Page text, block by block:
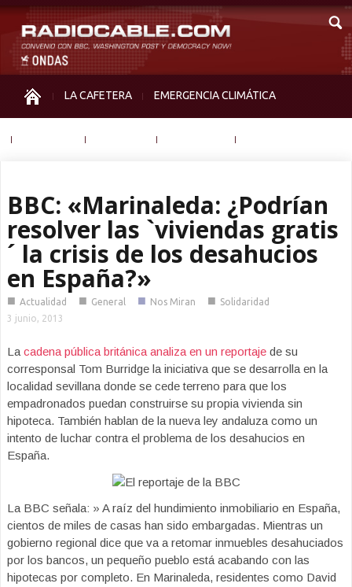
LA CAFETERA EMERGENCIA CLIMÁTICA
BBC: «Marinaleda: ¿Podrían
resolver las `viviendas gratis
´ la crisis de los desahucios
en España?»
■ Actualidad ■ General ■ Nos Miran ■ Solidaridad
3 junio, 2013
La cadena pública británica analiza en un reportaje de su
corresponsal Tom Burridge la iniciativa que se desarrolla en la
localidad sevillana donde se cede terreno para que los
empadronados puedan construirse su propia vivienda sin
hipoteca. También hablan de la nueva ley andaluza como un
intento de luchar contra el problema de los desahucios en
España.
La BBC señala: » A raíz del hundimiento inmobiliario en España,
cientos de miles de casas han sido embargadas. Mientras un
gobierno regional dice que va a retomar inmuebles desahuciados
por los bancos, un pequeño pueblo está acabando con las
hipotecas por completo. En Marinaleda, residentes como David